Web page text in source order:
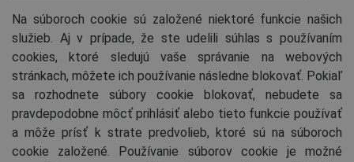
Na súboroch cookie sú založené niektoré funkcie našich
služieb. Aj v prípade, že ste udelili súhlas s používaním
cookies, ktoré sledujú vaše správanie na webových
stránkach, môžete ich používanie následne blokovať. Pokiaľ
sa rozhodnete súbory cookie blokovať, nebudete sa
pravdepodobne môcť prihlásiť alebo tieto funkcie používať
a môže prísť k strate predvolieb, ktoré sú na súboroch
cookie založené. Používanie súborov cookie je možné